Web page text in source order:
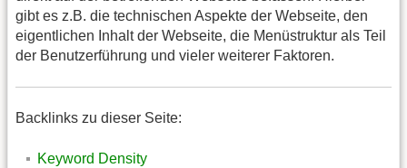
gibt es z.B. die technischen Aspekte der Webseite, den
eigentlichen Inhalt der Webseite, die Menüstruktur als Teil
der Benutzerführung und vieler weiterer Faktoren.
Backlinks zu dieser Seite:
Keyword Density